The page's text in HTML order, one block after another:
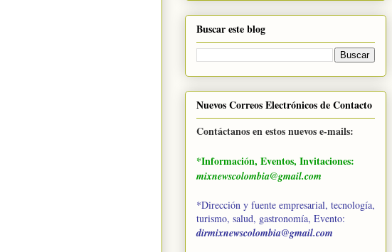
Buscar este blog
Nuevos Correos Electrónicos de Contacto
Contáctanos en estos nuevos e-mails:
*Información, Eventos, Invitaciones:
mixnewscolombia@gmail.com
*Dirección y fuente empresarial, tecnología,
turismo, salud, gastronomía, Evento:
dirmixnewscolombia@gmail.com